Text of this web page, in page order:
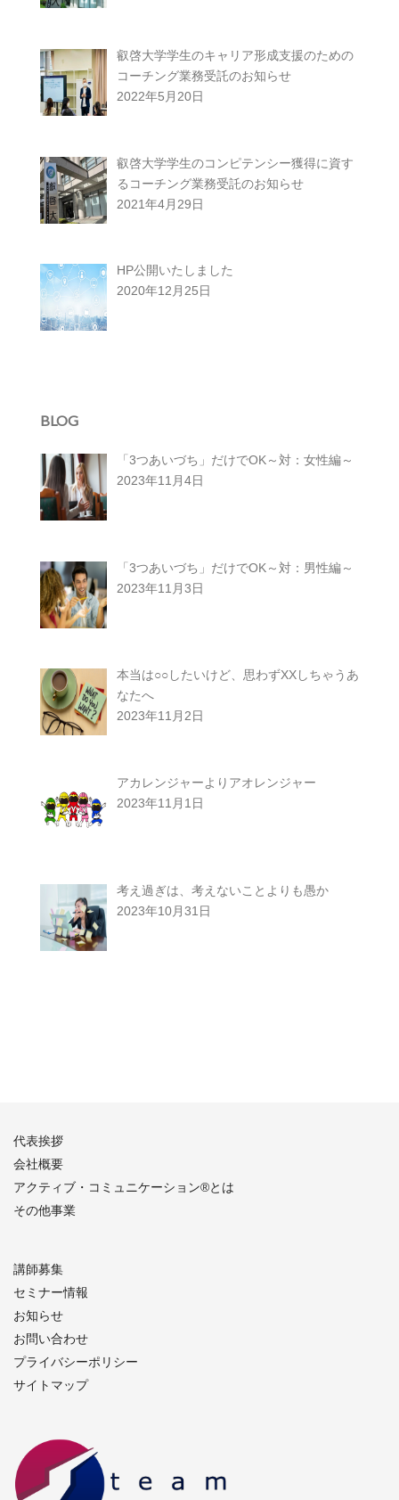
叡啓大学学生のキャリア形成支援のための
コーチング業務受託のお知らせ
2022年5月20日
叡啓大学学生のコンピテンシー獲得に資す
るコーチング業務受託のお知らせ
2021年4月29日
HP公開いたしました
2020年12月25日
BLOG
「3つあいづち」だけでOK～対：女性編～
2023年11月4日
「3つあいづち」だけでOK～対：男性編～
2023年11月3日
本当は○○したいけど、思わずXXしちゃうあ
なたへ
2023年11月2日
アカレンジャーよりアオレンジャー
2023年11月1日
考え過ぎは、考えないことよりも愚か
2023年10月31日
代表挨拶
会社概要
アクティブ・コミュニケーション®︎とは
その他事業
講師募集
セミナー情報
お知らせ
お問い合わせ
プライバシーポリシー
サイトマップ